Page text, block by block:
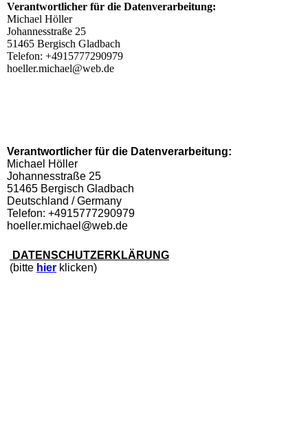
Verantwortlicher für die Datenverarbeitung:
Michael Höller
Johannesstraße 25
51465 Bergisch Gladbach
Telefon: +4915777290979
hoeller.michael@web.de
Verantwortlicher für die Datenverarbeitung:
Michael Höller
Johannesstraße 25
51465 Bergisch Gladbach
Deutschland / Germany
Telefon: +4915777290979
hoeller.michael@web.de
DATENSCHUTZERKLÄRUNG
(bitte hier klicken)